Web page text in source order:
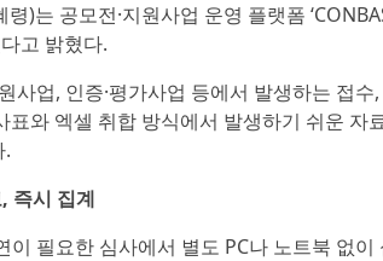
)는 공모전·지원사업 운영 플랫폼
고 밝혔다.
사업, 인증·평가사업 등에서 발생하는 접
와 엑셀 취합 방식에서 발생하기 쉬운 자
.
즉시 집계
이 필요한 심사에서 별도 PC나 노트북 없